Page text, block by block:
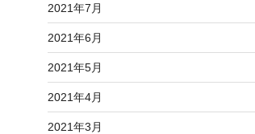
2021年7月
2021年6月
2021年5月
2021年4月
2021年3月